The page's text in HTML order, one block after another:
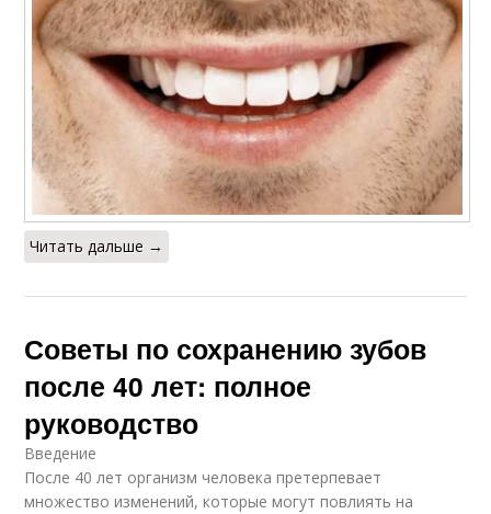
Читать дальше →
Советы по сохранению зубов
после 40 лет: полное
руководство
Введение
После 40 лет организм человека претерпевает
множество изменений, которые могут повлиять на